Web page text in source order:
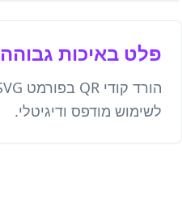
פלט באיכות גבוהה
לשימוש מודפס ודיגיטלי.